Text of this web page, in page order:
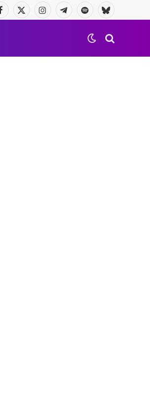
Facebook
X
InstagramTelegramaSpotifyBluesky